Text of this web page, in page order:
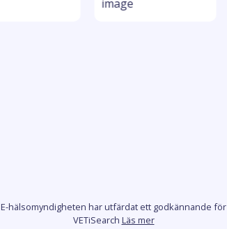
E-hälsomyndigheten har utfärdat ett godkännande för
VETiSearch Läs mer